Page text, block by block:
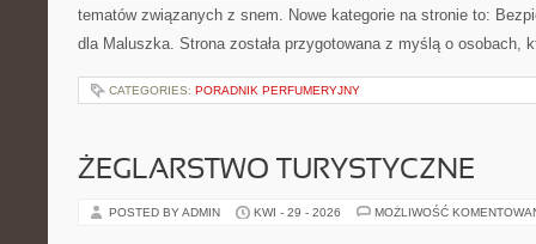
tematów związanych z snem. Nowe kategorie na stronie to:
dla Maluszka. Strona została przygotowana z myślą o osobach,
CATEGORIES: PORADNIK PERFUMERYJNY
ŻEGLARSTWO TURYSTYCZNE
POSTED BY ADMIN KWI - 29 - 2026 MOŻLIWOŚĆ